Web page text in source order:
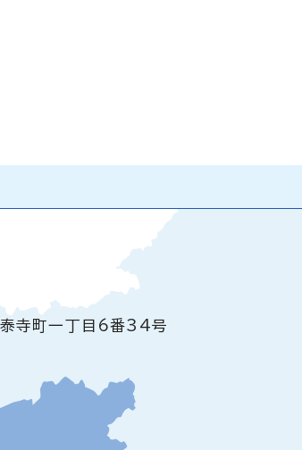
寺町一丁目6番34号